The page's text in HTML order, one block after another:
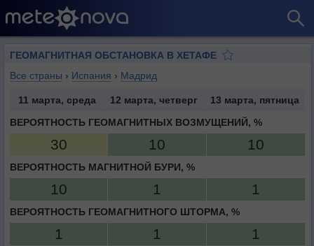
ГЕОМАГНИТНАЯ ОБСТАНОВКА В ХЕТАФЕ
Все страны › Испания › Мадрид
11 марта, среда 12 марта, четверг
13 марта, пятница
ВЕРОЯТНОСТЬ ГЕОМАГНИТНЫХ ВОЗМУЩЕНИЙ, %
30 10 10
ВЕРОЯТНОСТЬ МАГНИТНОЙ БУРИ, %
10 1 1
ВЕРОЯТНОСТЬ ГЕОМАГНИТНОГО ШТОРМА, %
1 1 1